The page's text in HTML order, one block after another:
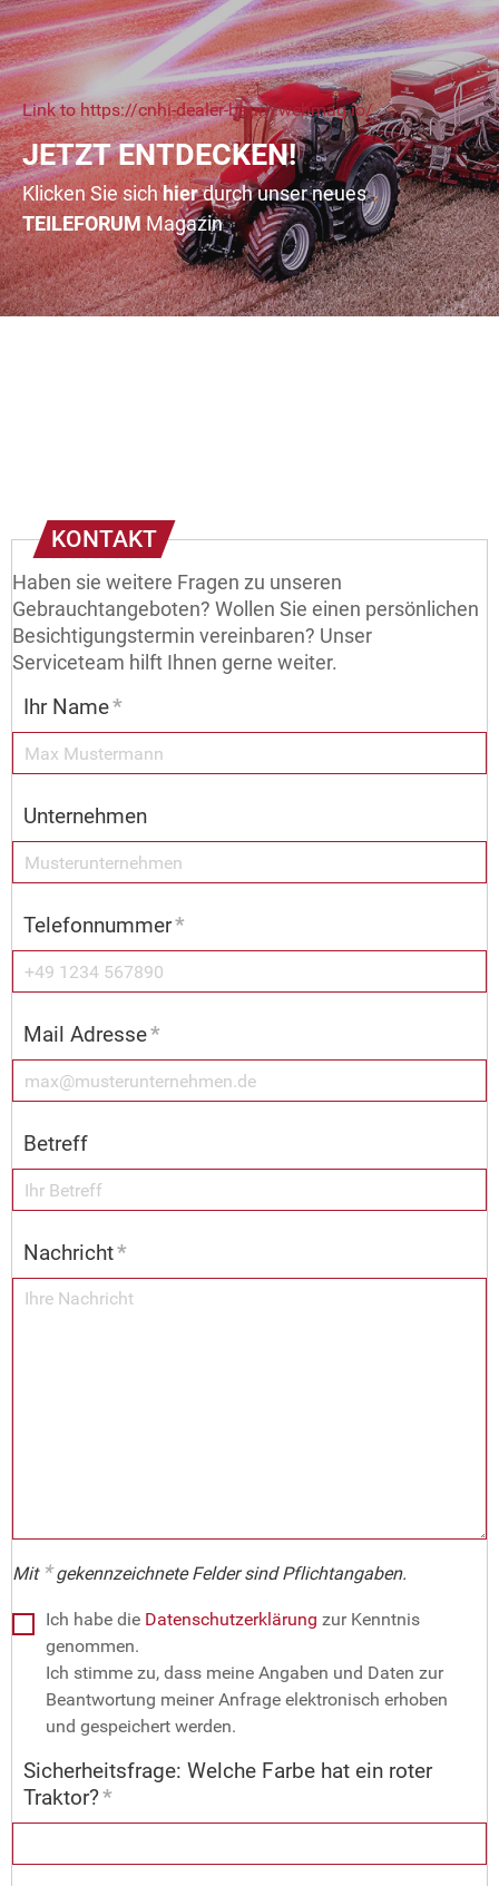
Link to https://cnhi-dealer-baum.webmag.io/
JETZT ENTDECKEN!
Klicken Sie sichhierdurch unser neues
TEILEFORUMMagazin
KONTAKT
Haben sie weitere Fragen zu unseren
Gebrauchtangeboten? Wollen Sie einen persönlichen
Besichtigungstermin vereinbaren? Unser
Serviceteam hilft Ihnen gerne weiter.
Ihr Name*
Unternehmen
Telefonnummer*
Mail Adresse*
Betreff
Nachricht*
Mit *gekennzeichnete Felder sind Pflichtangaben.
Ich habe die Datenschutzerklärung zur Kenntnis
genommen.
Ich stimme zu, dass meine Angaben und Daten zur
Beantwortung meiner Anfrage elektronisch erhoben
und gespeichert werden.
Sicherheitsfrage: Welche Farbe hat ein roter
Traktor?*